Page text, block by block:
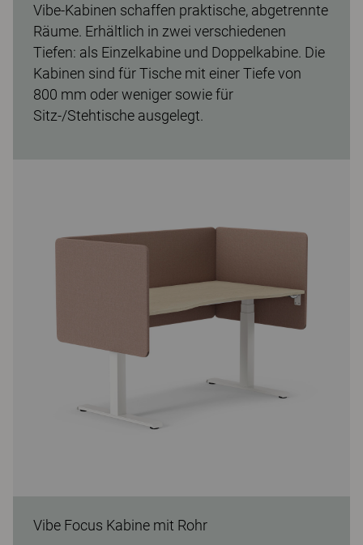
Vibe-Kabinen schaffen praktische, abgetrennte
Räume. Erhältlich in zwei verschiedenen
Tiefen: als Einzelkabine und Doppelkabine. Die
Kabinen sind für Tische mit einer Tiefe von
800 mm oder weniger sowie für
Sitz-/Stehtische ausgelegt.
Vibe Focus Kabine mit Rohr